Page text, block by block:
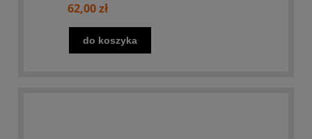
62,00 zł
do koszyka